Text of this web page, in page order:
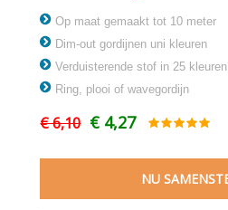
Op maat gemaakt tot 10 meter
Dim-out gordijnen uni kleuren
Verduisterende stof in 25 kleuren
Ring, plooi of wavegordijn
€ 6,10 € 4,27